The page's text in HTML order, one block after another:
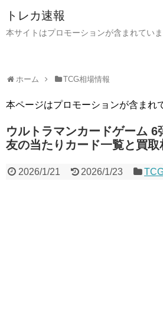
トレカ速報
本サイトはプロモーションが含まれてい
ホーム TCG相場情報
本ページはプロモーションが含まれ
ウルトラマンカードゲーム 6
友の当たりカード一覧と買
2026/1/21 2026/1/23